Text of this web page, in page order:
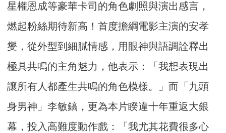
星權恩成等豪華卡司的角色劇照與演出感言，
燃起粉絲期待新高！首度擔綱電影主演的安孝
燮，從外型到細膩情感，用眼神與語調詮釋出
極具共鳴的主角魅力，他表示：「我想表現出
讓所有人都產生共鳴的角色模樣。」而「九頭
身男神」李敏鎬，更為本片睽違十年重返大銀
幕，投入高難度動作戲：「我尤其花費很多心